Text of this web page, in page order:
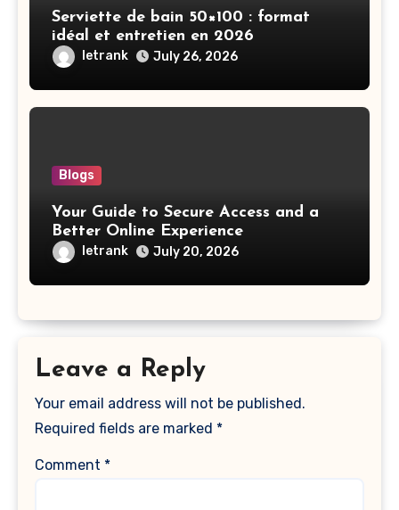
Serviette de bain 50×100 : format
idéal et entretien en 2026
letrank July 26, 2026
Blogs
Your Guide to Secure Access and a
Better Online Experience
letrank July 20, 2026
Leave a Reply
Your email address will not be published.
Required fields are marked *
Comment *